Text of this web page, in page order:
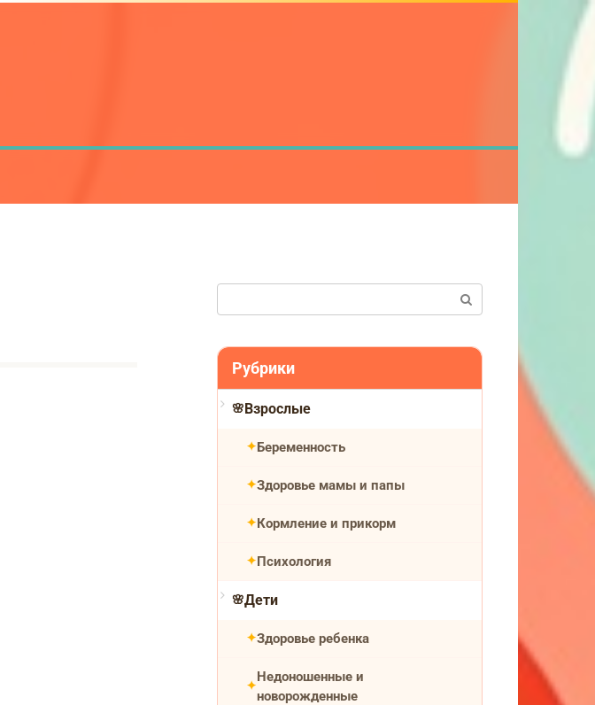
Рубрики
Взрослые
Беременность
Здоровье мамы и папы
Кормление и прикорм
Психология
Дети
Здоровье ребенка
Недоношенные и
новорожденные